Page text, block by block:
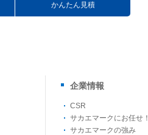
かんたん見積
企業情報
CSR
サカエマークにお任せ！
サカエマークの強み